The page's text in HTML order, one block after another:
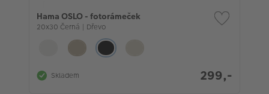
Hama OSLO - fotorámeček
20x30 Černá | Dřevo
Skladem 299,-